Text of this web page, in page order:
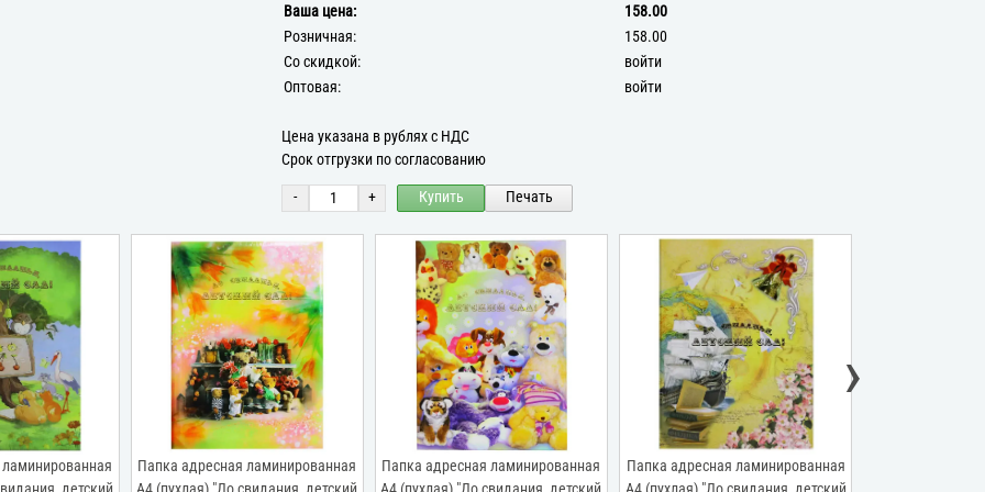
Ваша цена:
158.00
Розничная:
158.00
Со скидкой:
войти
Оптовая:
войти
Цена указана в рублях с НДС
Срок отгрузки по согласованию
- + Купить Печать
Папка адресная ламинированная
Папка адресная ламинированная
Папка адресная ламинированная
›